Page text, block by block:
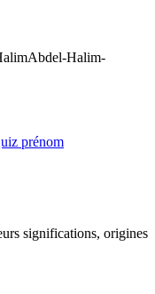
Abdel-Halim-
prénom
significations, origines